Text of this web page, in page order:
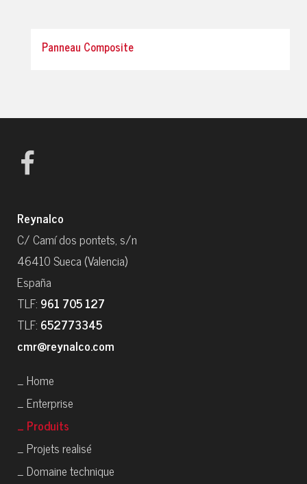
Panneau Composite
Reynalco
C/ Camí dos pontets, s/n
46410 Sueca (Valencia)
España
TLF: 961 705 127
TLF: 652773345
cmr@reynalco.com
_ Home
_ Enterprise
_ Produits
_ Projets realisé
_ Domaine technique